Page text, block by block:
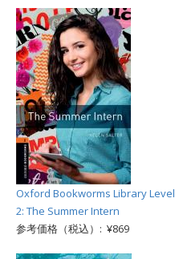
Oxford Bookworms Library Level
2: The Summer Intern
参考価格（税込）: ¥869